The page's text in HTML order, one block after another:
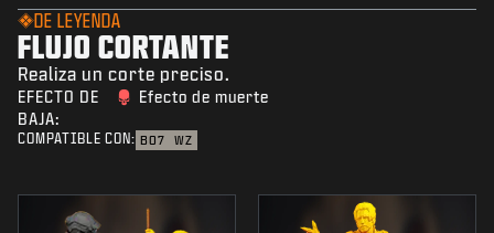
DE LEYENDA
FLUJO CORTANTE
Realiza un corte preciso.
EFECTO DE
BAJA:
Efecto de muerte
COMPATIBLE CON: BO7 WZ